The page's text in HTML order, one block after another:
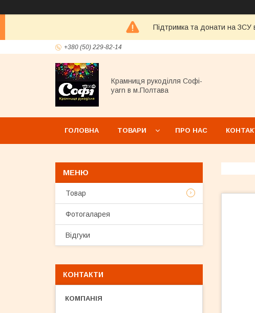
Підтримка та донати на ЗСУ
+380 (50) 229-82-14
Крамниця рукоділля Софі-
yarn в м.Полтава
ГОЛОВНА ТОВАРИ ПРО НАС
Товар
Фотогаларея
Відгуки
КОНТАКТИ